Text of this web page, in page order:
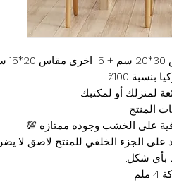
100%.
لمنزلك أو لمكتبك
المنتج
الجزء الخلفي للمنتج لاصق لا يضر
بأي شكل.